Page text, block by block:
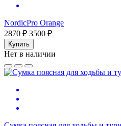
NordicPro Orange
2870 ₽ 3500 ₽
Купить
Нет в наличии